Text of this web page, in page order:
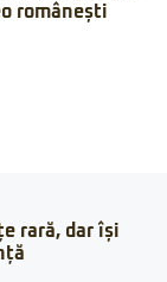
românești
rară, dar își